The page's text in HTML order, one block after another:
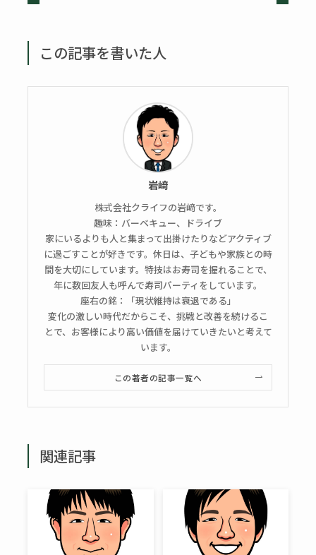
この記事を書いた人
岩﨑
株式会社クライフの岩﨑です。
趣味：バーベキュー、ドライブ
家にいるよりも人と集まって出掛けたりなどアクティブ
に過ごすことが好きです。休日は、子どもや家族との時
間を大切にしています。特技はお寿司を握れることで、
年に数回友人も呼んで寿司パーティをしています。
座右の銘：「現状維持は衰退である」
変化の激しい時代だからこそ、挑戦と改善を続けるこ
とで、お客様により高い価値を届けていきたいと考えて
います。
この著者の記事一覧へ
関連記事